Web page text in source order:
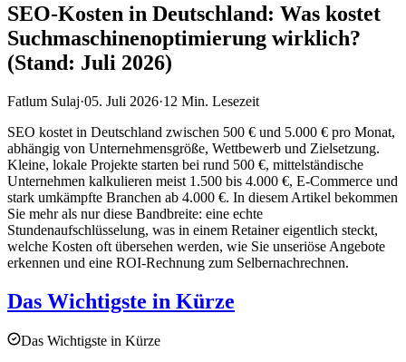
SEO-Kosten in Deutschland: Was kostet
Suchmaschinenoptimierung wirklich?
(Stand: Juli 2026)
Fatlum Sulaj·05. Juli 2026·12 Min. Lesezeit
SEO kostet in Deutschland zwischen 500 € und 5.000 € pro Monat,
abhängig von Unternehmensgröße, Wettbewerb und Zielsetzung.
Kleine, lokale Projekte starten bei rund 500 €, mittelständische
Unternehmen kalkulieren meist 1.500 bis 4.000 €, E-Commerce und
stark umkämpfte Branchen ab 4.000 €. In diesem Artikel bekommen
Sie mehr als nur diese Bandbreite: eine echte
Stundenaufschlüsselung, was in einem Retainer eigentlich steckt,
welche Kosten oft übersehen werden, wie Sie unseriöse Angebote
erkennen und eine ROI-Rechnung zum Selbernachrechnen.
Das Wichtigste in Kürze
Das Wichtigste in Kürze